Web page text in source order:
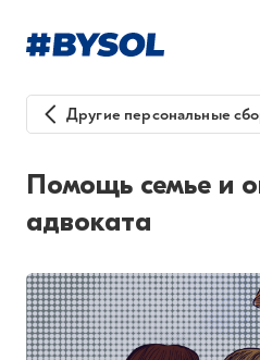
Другие персональные
Помощь семье и
адвоката